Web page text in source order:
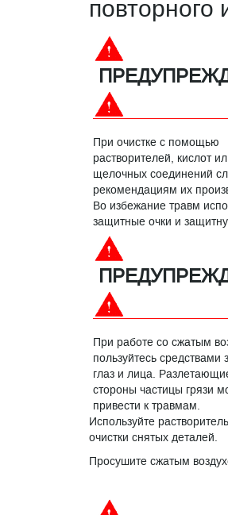
повторного
При очистке с помощью
растворителей, кислот
щелочных соединений
рекомендациям их
Во избежание травм
защитные очки и
При работе со сжатым
пользуйтесь средствами
глаз и лица.
стороны частицы грязи
привести к травмам.
Используйте
очистки снятых деталей.
Просушите сжатым